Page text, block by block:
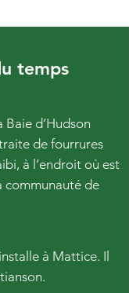
temps
d’Hudson
de fourrures
à l’endroit où est
communauté de
à Mattice. Il